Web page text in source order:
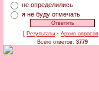
не определились
я не буду отмечать
[ Результаты · Архив опросов
Всего ответов: 3779